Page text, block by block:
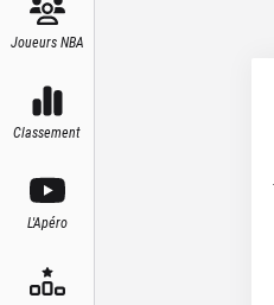
Joueurs NBA
Classement
L'Apéro